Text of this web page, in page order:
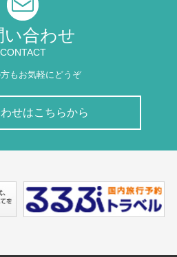
い合わせ
CONTACT
もお気軽にどうぞ
せはこちらから